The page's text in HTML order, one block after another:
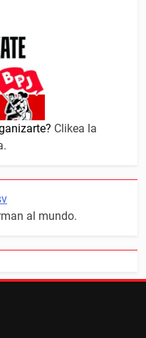
Clikea la
al mundo.